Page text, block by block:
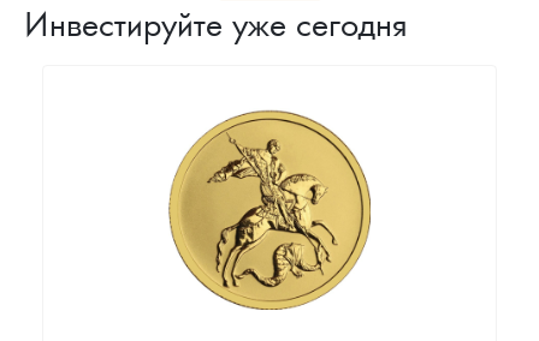
Инвестируйте уже сегодня